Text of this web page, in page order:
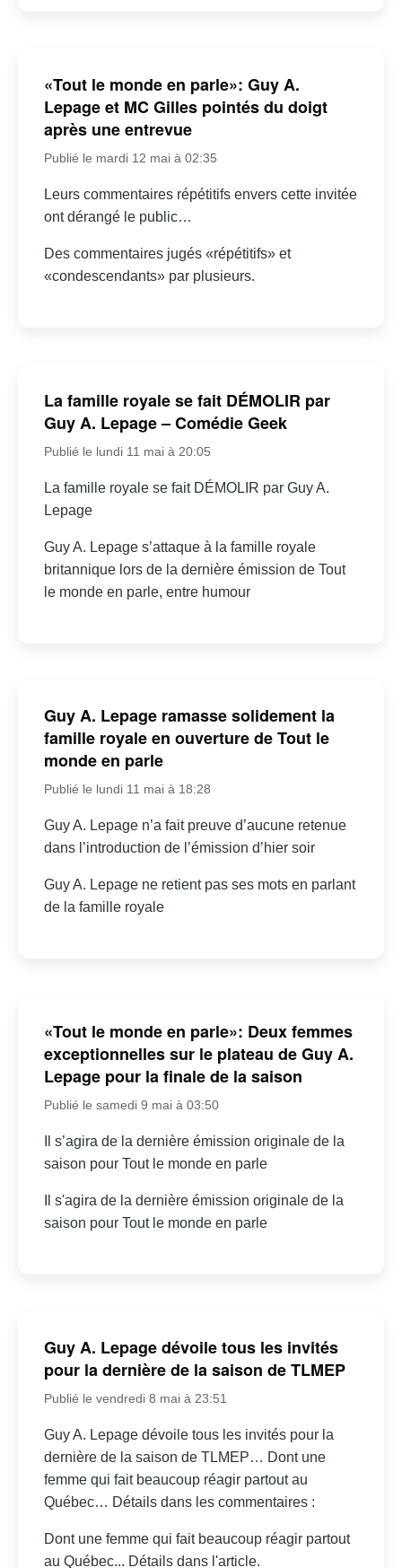
«Tout le monde en parle»: Guy A.
Lepage et MC Gilles pointés du doigt
après une entrevue
Publié le mardi 12 mai à 02:35
Leurs commentaires répétitifs envers cette invitée
ont dérangé le public…
Des commentaires jugés «répétitifs» et
«condescendants» par plusieurs.
La famille royale se fait DÉMOLIR par
Guy A. Lepage – Comédie Geek
Publié le lundi 11 mai à 20:05
La famille royale se fait DÉMOLIR par Guy A.
Lepage
Guy A. Lepage s’attaque à la famille royale
britannique lors de la dernière émission de Tout
le monde en parle, entre humour
Guy A. Lepage ramasse solidement la
famille royale en ouverture de Tout le
monde en parle
Publié le lundi 11 mai à 18:28
Guy A. Lepage n’a fait preuve d’aucune retenue
dans l’introduction de l’émission d’hier soir
Guy A. Lepage ne retient pas ses mots en parlant
de la famille royale
«Tout le monde en parle»: Deux femmes
exceptionnelles sur le plateau de Guy A.
Lepage pour la finale de la saison
Publié le samedi 9 mai à 03:50
Il s’agira de la dernière émission originale de la
saison pour Tout le monde en parle
Il s'agira de la dernière émission originale de la
saison pour Tout le monde en parle
Guy A. Lepage dévoile tous les invités
pour la dernière de la saison de TLMEP
Publié le vendredi 8 mai à 23:51
Guy A. Lepage dévoile tous les invités pour la
dernière de la saison de TLMEP… Dont une
femme qui fait beaucoup réagir partout au
Québec… Détails dans les commentaires :
Dont une femme qui fait beaucoup réagir partout
au Québec... Détails dans l'article.